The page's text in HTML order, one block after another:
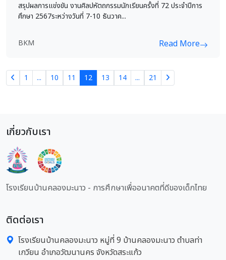
สรุปผลการแข่งขัน งานศิลปหัตถกรรมนักเรียนครั้งที่ 72 ประจำปีการ
ศึกษา 2567ระหว่างวันที่ 7-10 ธันวาค...
BKM Read More
1 ... 10 11 12 13 14 ... 21
เกี่ยวกับเรา
โรงเรียนบ้านคลองมะนาว - การศึกษาเพื่ออนาคตที่ดีของเด็กไทย
ติดต่อเรา
โรงเรียนบ้านคลองมะนาว หมู่ที่ 9 บ้านคลองมะนาว ตำบลท่า
เกวียน อำเภอวัฒนานคร จังหวัดสระแก้ว